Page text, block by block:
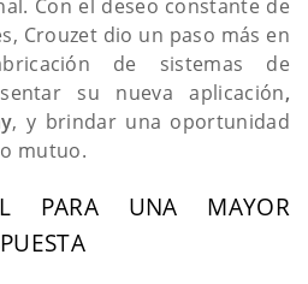
Con el deseo constante de
Crouzet dio un paso más en
de sistemas de
su nueva aplicación,
, y brindar una oportunidad
mutuo.
PARA UNA MAYOR